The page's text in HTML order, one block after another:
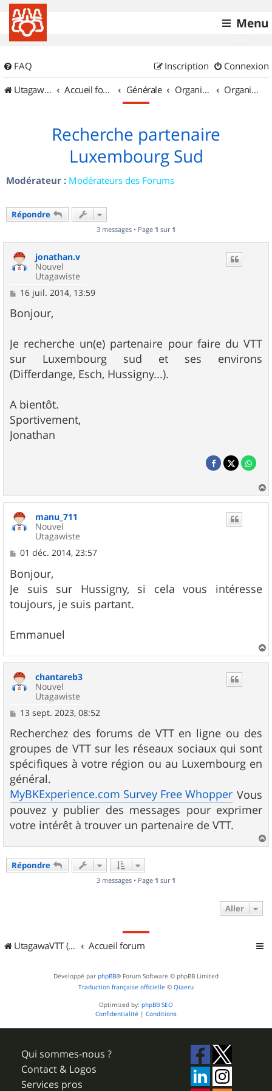
Menu
FAQ Connexion
Inscription
UtagawaVTT (Randos VTT et VTTAE avec traces GPS)
Accueil forum Générale Organisation de sorties & Recherche de partenaires Organisation de sorties au Luxembourg
Recherche partenaire
Luxembourg Sud
Modérateur : Modérateurs des Forums
Répondre
3 messages • Page 1 sur 1
jonathan.v
Nouvel
Utagawiste
M
s
s
g
e
16 juil. 2014, 13:59
Bonjour,
Je recherche un(e) partenaire pour faire du VTT
sur Luxembourg sud et ses environs
(Differdange, Esch, Hussigny...).
A bientôt.
Sportivement,
Jonathan
a
manu_711
Nouvel
Utagawiste
M
s
s
a
g
e
01 déc. 2014, 23:57
Bonjour,
Je suis sur Hussigny, si cela vous intéresse
toujours, je suis partant.
Emmanuel
a
chantareb3
Nouvel
Utagawiste
M
s
s
a
g
e
13 sept. 2023, 08:52
Recherchez des forums de VTT en ligne ou des
groupes de VTT sur les réseaux sociaux qui sont
spécifiques à votre région ou au Luxembourg en
général.
MyBKExperience.com Survey Free Whopper Vous
pouvez y publier des messages pour exprimer
votre intérêt à trouver un partenaire de VTT.
a
Répondre
3 messages • Page 1 sur 1
Aller
UtagawaVTT (Randos VTT et VTTAE avec traces GPS) Accueil forum
Développé par phpBB® Forum Software © phpBB Limited
Traduction française officielle © Qiaeru
Optimized by: phpBB SEO
Confidentialité | Conditions
Qui sommes-nous ?
Contact & Logos
Services pros